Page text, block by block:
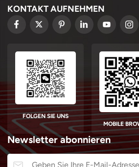
Newsletter abonnieren
KONTAKT AUFNEHMEN
FOLGEN SIE UNS
MOBILE